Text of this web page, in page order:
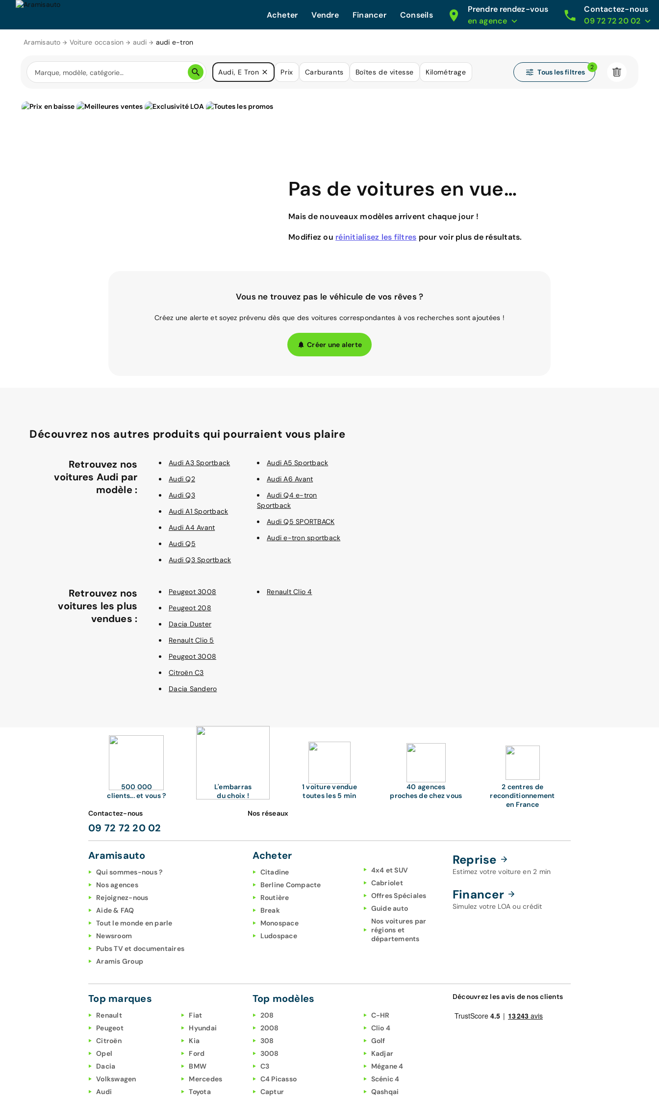
Acheter Vendre Financer Conseils
Prendre rendez-vous
en agence
Contactez-nous
09 72 72 20 02
Aramisauto Voiture occasion audi audi e-tron
Audi, E Tron Prix Carburants Boîtes de vitesse Kilométrage Tous les filtres
2
Pas de voitures en vue…
Mais de nouveaux modèles arrivent chaque jour !
Modifiez ou réinitialisez les filtres pour voir plus de résultats.
Vous ne trouvez pas le véhicule de vos rêves ?
Créez une alerte et soyez prévenu dès que des voitures correspondantes à vos recherches sont ajoutées !
Créer une alerte
Découvrez nos autres produits qui pourraient vous plaire
Retrouvez nos
voitures Audi par
modèle :
Audi A3 Sportback
Audi Q2
Audi Q3
Audi A1 Sportback
Audi A4 Avant
Audi Q5
Audi Q3 Sportback
Audi A5 Sportback
Audi A6 Avant
Audi Q4 e-tron
Sportback
Audi Q5 SPORTBACK
Audi e-tron sportback
Retrouvez nos
voitures les plus
vendues :
Peugeot 3008
Peugeot 208
Dacia Duster
Renault Clio 5
Peugeot 3008
Citroën C3
Dacia Sandero
Renault Clio 4
500 000
clients... et vous ?
L'embarras
du choix !
1 voiture vendue
toutes les 5 min
40 agences
proches de chez vous
2 centres de
reconditionnement
en France
Contactez-nous
09 72 72 20 02
Nos réseaux
Aramisauto
Qui sommes-nous ?
Nos agences
Rejoignez-nous
Aide & FAQ
Tout le monde en parle
Newsroom
Pubs TV et documentaires
Aramis Group
Acheter
Citadine
Berline Compacte
Routière
Break
Monospace
Ludospace
4x4 et SUV
Cabriolet
Offres Spéciales
Guide auto
Nos voitures par
régions et
départements
Reprise
Estimez votre voiture en 2 min
Financer
Simulez votre LOA ou crédit
Top marques
Renault
Peugeot
Citroën
Opel
Dacia
Volkswagen
Audi
Fiat
Hyundai
Kia
Ford
BMW
Mercedes
Toyota
Top modèles
208
2008
308
3008
C3
C4 Picasso
Captur
C-HR
Clio 4
Golf
Kadjar
Mégane 4
Scénic 4
Qashqai
Découvrez les avis de nos clients